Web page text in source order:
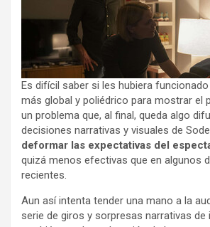
Es difícil saber si les hubiera
más global y poliédrico para mostrar el
un problema que, al final, queda algo
decisiones narrativas y visuales de
deformar las expectativas del
quizá menos efectivas que en algunos
recientes.
Aun así intenta tender una mano a la
serie de giros y sorpresas narrativas de